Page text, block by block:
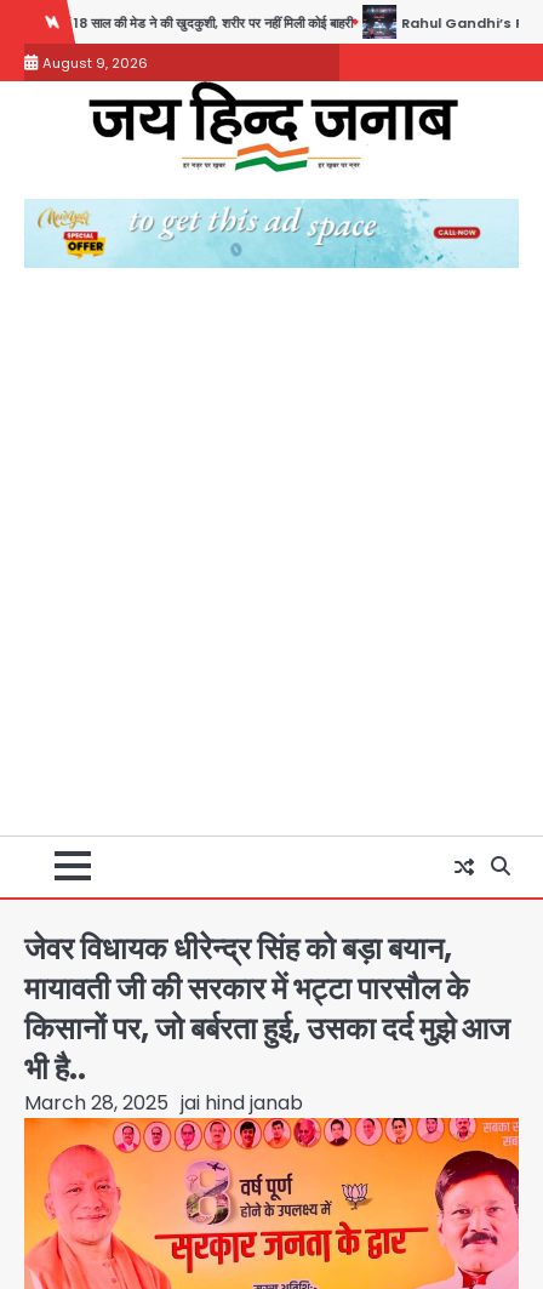
content
खुदकुशी, शरीर पर नहीं मिली कोई बाहरी Rahul Gandhi’s Prayagraj speech: युवाओं
August 9, 2026
जेवर विधायक धीरेन्द्र सिंह को बड़ा बयान,
मायावती जी की सरकार में भट्टा पारसौल के
किसानों पर, जो बर्बरता हुई, उसका दर्द मुझे आज
भी है..
March 28, 2025 jai hind janab